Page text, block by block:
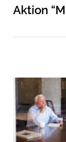
Aktion